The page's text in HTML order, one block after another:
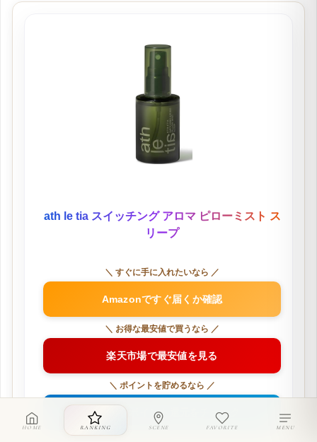
HOME RANKING SCENE FAVORITE MENU
ath le tia スイッチング アロマ ピローミスト ス
リープ
＼ すぐに手に入れたいなら ／
Amazonですぐ届くか確認
＼ お得な最安値で買うなら ／
楽天市場で最安値を見る
＼ ポイントを貯めるなら ／
Yahoo!でポイント還元をチェック